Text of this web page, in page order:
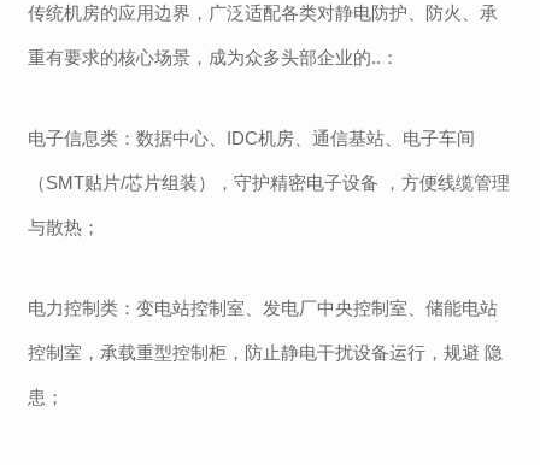
传统机房的应用边界，广泛适配各类对静电防护、防火、承
重有要求的核心场景，成为众多头部企业的..：
电子信息类：数据中心、 IDC机房、通信基站、电子车间
（SMT贴片/芯片组装），守护精密电子设备 ，方便线缆管理
与散热；
电力控制类：变电站控制室、发电厂中央控制室、储能电站
控制室，承载重型控制柜，防止静电干扰设备运行，规避 隐
患；